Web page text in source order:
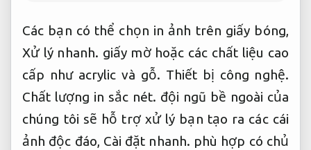
Các bạn có thể chọn in ảnh trên giấy bóng,
Xử lý nhanh. giấy mờ hoặc các chất liệu cao
cấp như acrylic và gỗ. Thiết bị công nghệ.
Chất lượng in sắc nét. đội ngũ bề ngoài của
chúng tôi sẽ hỗ trợ xử lý bạn tạo ra các cái
ảnh độc đáo, Cài đặt nhanh. phù hợp có chủ